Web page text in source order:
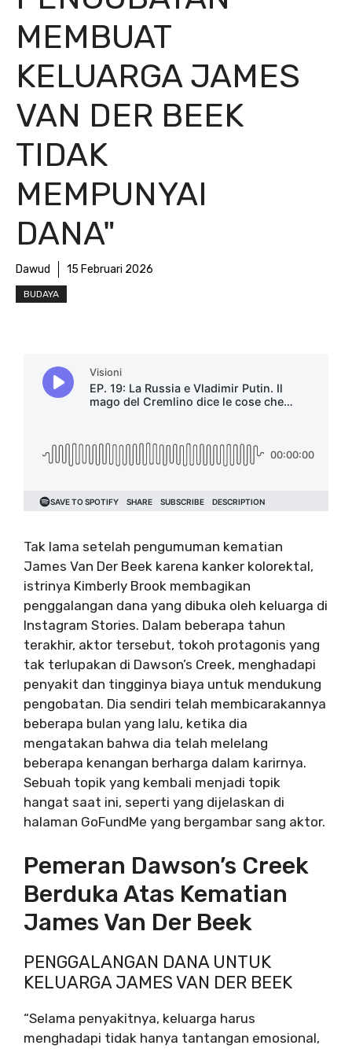
MEMBUAT
KELUARGA JAMES
VAN DER BEEK
TIDAK
MEMPUNYAI
DANA"
Dawud 15 Februari 2026
BUDAYA
Tak lama setelah pengumuman kematian
James Van Der Beek karena kanker kolorektal,
istrinya Kimberly Brook membagikan
penggalangan dana yang dibuka oleh keluarga di
Instagram Stories. Dalam beberapa tahun
terakhir, aktor tersebut, tokoh protagonis yang
tak terlupakan di Dawson’s Creek, menghadapi
penyakit dan tingginya biaya untuk mendukung
pengobatan. Dia sendiri telah membicarakannya
beberapa bulan yang lalu, ketika dia
mengatakan bahwa dia telah melelang
beberapa kenangan berharga dalam karirnya.
Sebuah topik yang kembali menjadi topik
hangat saat ini, seperti yang dijelaskan di
halaman GoFundMe yang bergambar sang aktor.
Pemeran Dawson’s Creek
Berduka Atas Kematian
James Van Der Beek
PENGGALANGAN DANA UNTUK
KELUARGA JAMES VAN DER BEEK
“Selama penyakitnya, keluarga harus
menghadapi tidak hanya tantangan emosional,